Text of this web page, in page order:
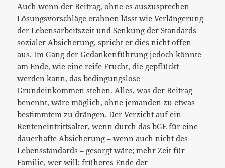
Auch wenn der Beitrag, ohne es auszusprechen
Lösungsvorschläge erahnen lässt wie Verlängerung
der Lebensarbeitszeit und Senkung der Standards
sozialer Absicherung, spricht er dies nicht offen
aus. Im Gang der Gedankenführung jedoch könnte
am Ende, wie eine reife Frucht, die gepflückt
werden kann, das bedingungslose
Grundeinkommen stehen. Alles, was der Beitrag
benennt, wäre möglich, ohne jemanden zu etwas
bestimmtem zu drängen. Der Verzicht auf ein
Renteneintrittsalter, wenn durch das bGE für eine
dauerhafte Absicherung – wenn auch nicht des
Lebensstandards – gesorgt wäre; mehr Zeit für
Familie, wer will; früheres Ende der